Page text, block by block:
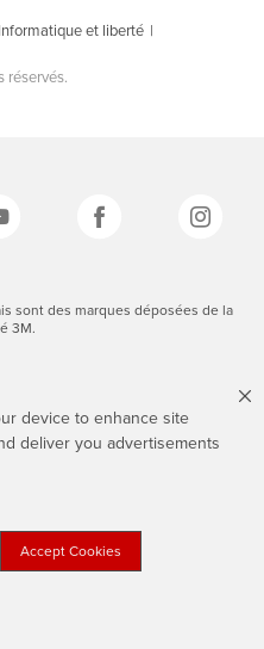
device to enhance site
deliver you advertisements
Accept Cookies
Informatique et liberté |
réservés.
sont des marques déposées de la
3M.